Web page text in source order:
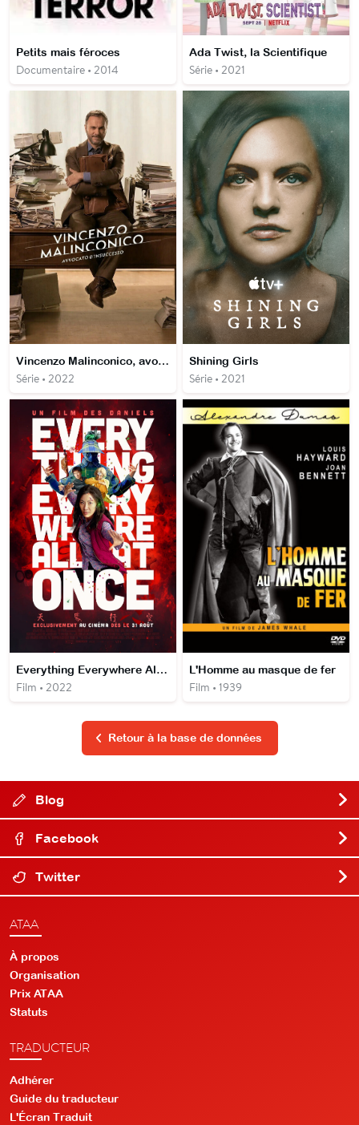
Petits mais féroces
Documentaire • 2014
Ada Twist, la Scientifique
Série • 2021
Vincenzo Malinconico, avocat du désastre
Série • 2022
Shining Girls
Série • 2021
Everything Everywhere All At Once
Film • 2022
L'Homme au masque de fer
Film • 1939
Retour à la base de données
Blog
Facebook
Twitter
ATAA
À propos
Organisation
Prix ATAA
Statuts
TRADUCTEUR
Adhérer
Guide du traducteur
L'Écran Traduit